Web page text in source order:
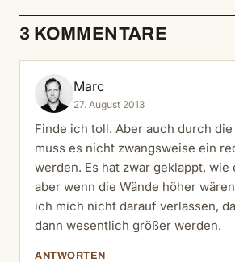
3 KOMMENTARE
Marc
27. August 2013
Finde ich toll. Aber auch durch
muss es nicht zwangsweise ein
werden. Es hat zwar geklappt, wie
aber wenn die Wände höher
ich mich nicht darauf verlassen,
dann wesentlich größer werden.
ANTWORTEN